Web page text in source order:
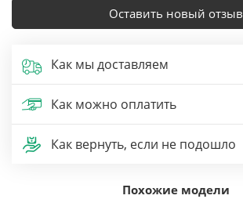
Оставить новый отзыв
Как мы доставляем
Как можно оплатить
Как вернуть, если не подошло
Похожие модели